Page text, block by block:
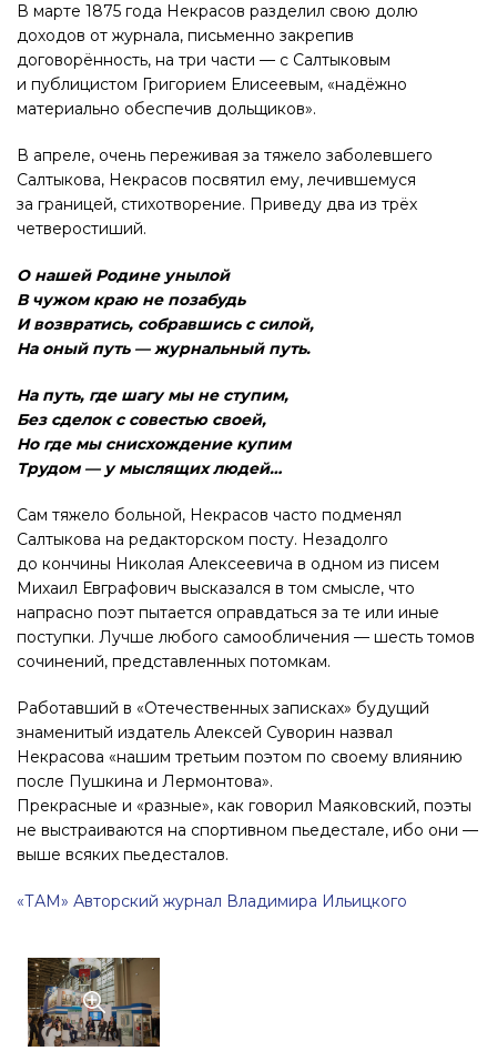
В марте 1875 года Некрасов разделил свою долю
доходов от журнала, письменно закрепив
договорённость, на три части — с Салтыковым
и публицистом Григорием Елисеевым, «надёжно
материально обеспечив дольщиков».
В апреле, очень переживая за тяжело заболевшего
Салтыкова, Некрасов посвятил ему, лечившемуся
за границей, стихотворение. Приведу два из трёх
четверостиший.
О нашей Родине унылой
В чужом краю не позабудь
И возвратись, собравшись с силой,
На оный путь — журнальный путь.
На путь, где шагу мы не ступим,
Без сделок с совестью своей,
Но где мы снисхождение купим
Трудом — у мыслящих людей…
Сам тяжело больной, Некрасов часто подменял
Салтыкова на редакторском посту. Незадолго
до кончины Николая Алексеевича в одном из писем
Михаил Евграфович высказался в том смысле, что
напрасно поэт пытается оправдаться за те или иные
поступки. Лучше любого самообличения — шесть томов
сочинений, представленных потомкам.
Работавший в «Отечественных записках» будущий
знаменитый издатель Алексей Суворин назвал
Некрасова «нашим третьим поэтом по своему влиянию
после Пушкина и Лермонтова».
Прекрасные и «разные», как говорил Маяковский, поэты
не выстраиваются на спортивном пьедестале, ибо они —
выше всяких пьедесталов.
«ТАМ» Авторский журнал Владимира Ильицкого